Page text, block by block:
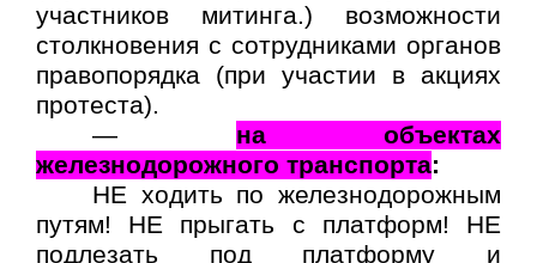
участников митинга.) возможности
столкновения с сотрудниками органов
правопорядка (при участии в акциях
протеста).
— на объектах
железнодорожного транспорта:
НЕ ходить по железнодорожным
путям! НЕ прыгать с платформ! НЕ
подлезать под платформу и